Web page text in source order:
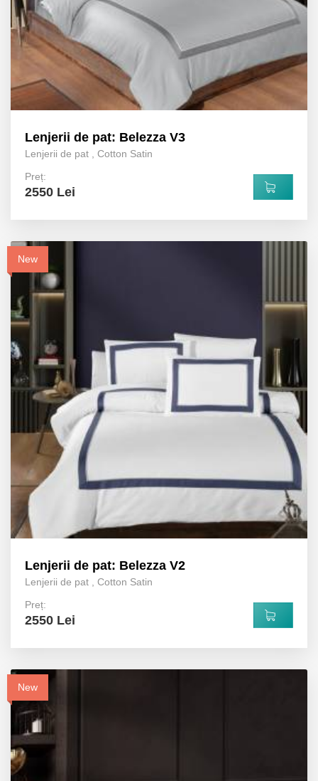
Lenjerii de pat: Belezza V3
Lenjerii de pat , Cotton Satin
Preț:
2550 Lei
New
Lenjerii de pat: Belezza V2
Lenjerii de pat , Cotton Satin
Preț:
2550 Lei
New